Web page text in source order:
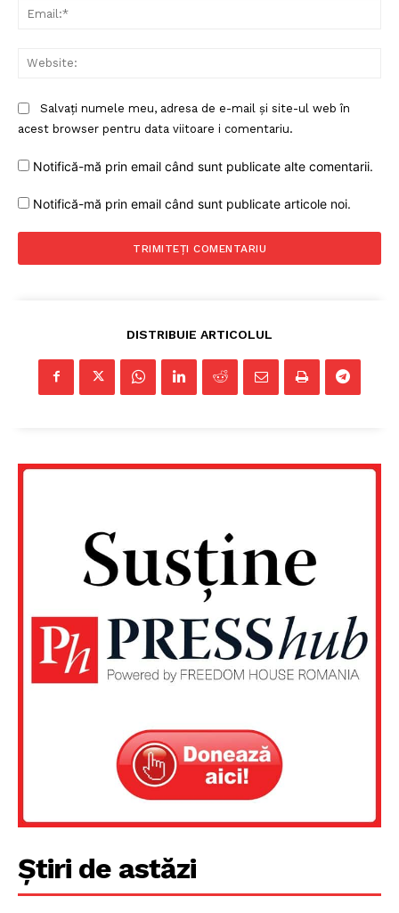
Un proiect
FREEDOM HOUSE ROMÂNIA
PRESShub
Salvați numele meu, adresa de e-mail și site-ul web în
acest browser pentru data viitoare i comentariu.
Notifică-mă prin email când sunt publicate alte comentarii.
Notifică-mă prin email când sunt publicate articole noi.
DISTRIBUIE ARTICOLUL
Știri de astăzi